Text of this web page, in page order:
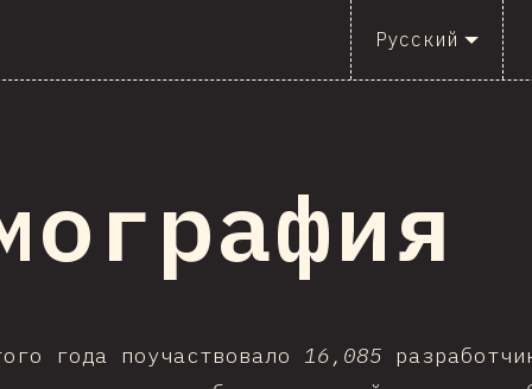
Русский
года поучаствовало 16,085